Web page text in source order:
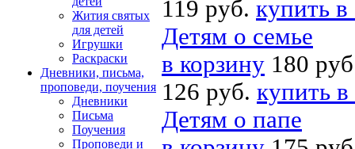
Жития святых
для детей
Игрушки
Раскраски
Дневники, письма,
проповеди, поучения
Дневники
Письма
Поучения
Проповеди и
119 руб. купить в
Детям о семье
в корзину 180
126 руб. купить
Детям о папе